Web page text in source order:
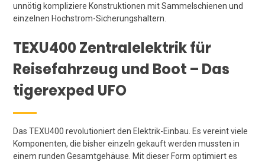
unnötig kompliziere Konstruktionen mit Sammelschienen und
einzelnen Hochstrom-Sicherungshaltern.
TEXU400 Zentralelektrik für
Reisefahrzeug und Boot – Das
tigerexped UFO
Das TEXU400 revolutioniert den Elektrik-Einbau. Es vereint viele
Komponenten, die bisher einzeln gekauft werden mussten in
einem runden Gesamtgehäuse. Mit dieser Form optimiert es